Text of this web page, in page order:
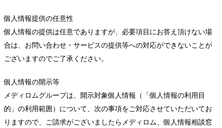
個人情報提供の任意性
個人情報の提供は任意でありますが、必要項目にお答え頂けない場
合は、お問い合わせ・サービスの提供等への対応ができないことが
ございますのでご了承ください。
個人情報の開示等
メディロムグループは、開示対象個人情報（「個人情報の利用目
的」の利用範囲）について、次の事項をご対応させていただいてお
りますので、ご請求がございましたらメディロム、個人情報相談窓